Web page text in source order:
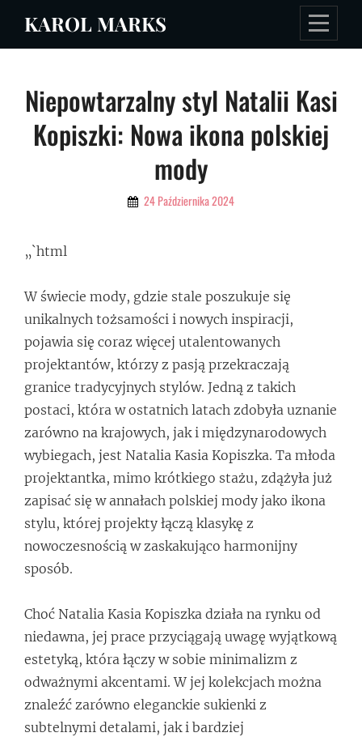
KAROL MARKS
Niepowtarzalny styl Natalii Kasi
Kopiszki: Nowa ikona polskiej
mody
By 24 Października 2024
„`html
W świecie mody, gdzie stale poszukuje się
unikalnych tożsamości i nowych inspiracji,
pojawia się coraz więcej utalentowanych
projektantów, którzy z pasją przekraczają
granice tradycyjnych stylów. Jedną z takich
postaci, która w ostatnich latach zdobyła uznanie
zarówno na krajowych, jak i międzynarodowych
wybiegach, jest Natalia Kasia Kopiszka. Ta młoda
projektantka, mimo krótkiego stażu, zdążyła już
zapisać się w annałach polskiej mody jako ikona
stylu, której projekty łączą klasykę z
nowoczesnością w zaskakująco harmonijny
sposób.
Choć Natalia Kasia Kopiszka działa na rynku od
niedawna, jej prace przyciągają uwagę wyjątkową
estetyką, która łączy w sobie minimalizm z
odważnymi akcentami. W jej kolekcjach można
znaleźć zarówno eleganckie sukienki z
subtelnymi detalami, jak i bardziej
Nawigacja
wpisu